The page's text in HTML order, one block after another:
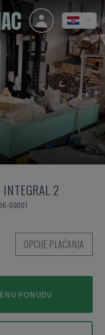
2
00001
OPCIJE PLAĆANJA
PONUDU